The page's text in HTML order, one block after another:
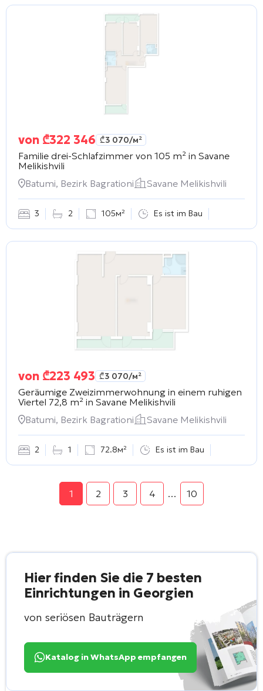
von ₾322 346 ₾3 070/м²
Familie drei-Schlafzimmer von 105 m² in Savane
Melikishvili
Batumi, Bezirk Bagrationi
Savane Melikishvili
3 2 105м² Es ist im Bau
von ₾223 493 ₾3 070/м²
Geräumige Zweizimmerwohnung in einem ruhigen
Viertel 72,8 m² in Savane Melikishvili
Batumi, Bezirk Bagrationi
Savane Melikishvili
2 1 72.8м² Es ist im Bau
1 2 3 4 … 10
Hier finden Sie die 7 besten
Einrichtungen in Georgien
von seriösen Bauträgern
Katalog in WhatsApp empfangen